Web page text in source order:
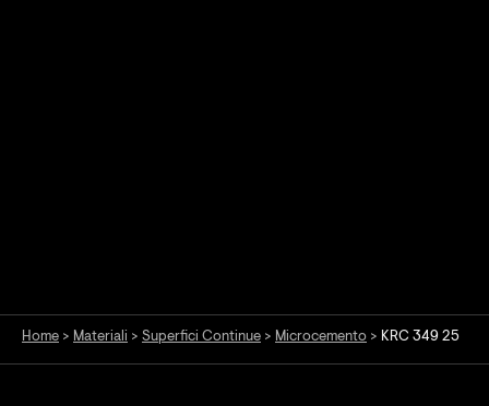
Home > Materiali > Superfici Continue > Microcemento > KRC 349 25